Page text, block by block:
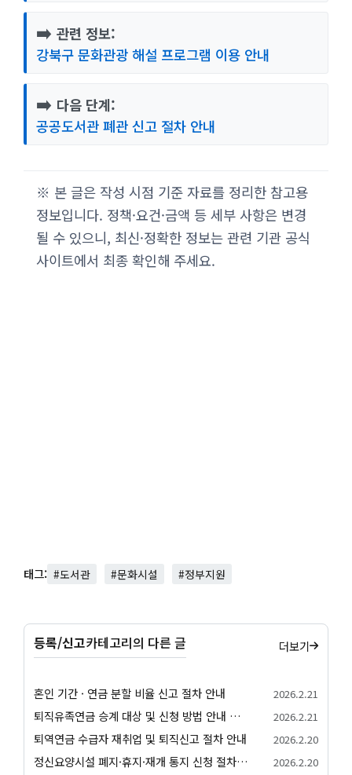
➡️ 관련 정보:
강북구 문화관광 해설 프로그램 이용 안내
➡️ 다음 단계:
공공도서관 폐관 신고 절차 안내
※ 본 글은 작성 시점 기준 자료를 정리한 참고용
정보입니다. 정책·요건·금액 등 세부 사항은 변경
될 수 있으니, 최신·정확한 정보는 관련 기관 공식
사이트에서 최종 확인해 주세요.
태그: #도서관 #문화시설 #정부지원
등록/신고카테고리의 다른 글 더보기
혼인 기간 · 연금 분할 비율 신고 절차 안내 2026.2.21
퇴직유족연금 승계 대상 및 신청 방법 안내 서비스 2026.2.21
퇴역연금 수급자 재취업 및 퇴직신고 절차 안내 2026.2.20
정신요양시설 폐지·휴지·재개 통지 신청 절차 안내 2026.2.20